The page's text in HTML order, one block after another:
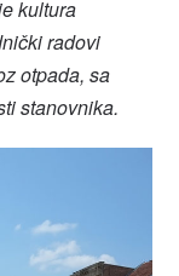
kultura
radovi
otpada, sa
stanovnika.